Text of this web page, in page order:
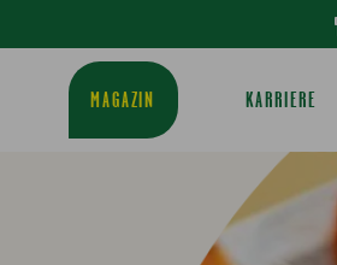
MAGAZIN KARRIERE